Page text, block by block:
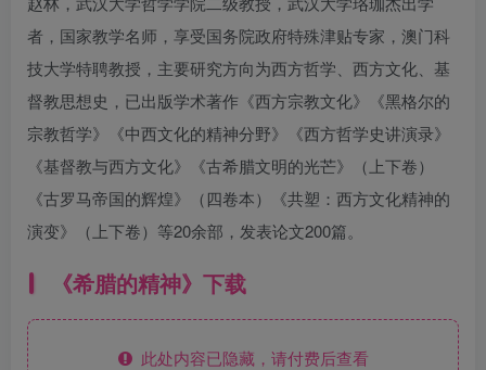
者，国家教学名师，享受国务院政府特殊津贴专家，澳门科
技大学特聘教授，主要研究方向为西方哲学、西方文化、基
督教思想史，已出版学术著作《西方宗教文化》《黑格尔的
宗教哲学》《中西文化的精神分野》《西方哲学史讲演录》
《基督教与西方文化》《古希腊文明的光芒》（上下卷）
《古罗马帝国的辉煌》（四卷本）《共塑：西方文化精神的
演变》（上下卷）等20余部，发表论文200篇。
《希腊的精神》下载
此处内容已隐藏，请付费后查看